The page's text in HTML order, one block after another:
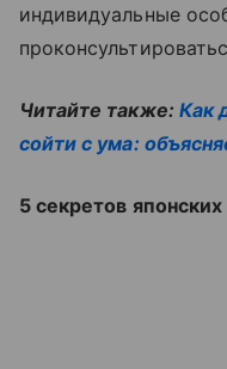
индивидуальные
Читайте также: Как
сойти с ума:
5 секретов